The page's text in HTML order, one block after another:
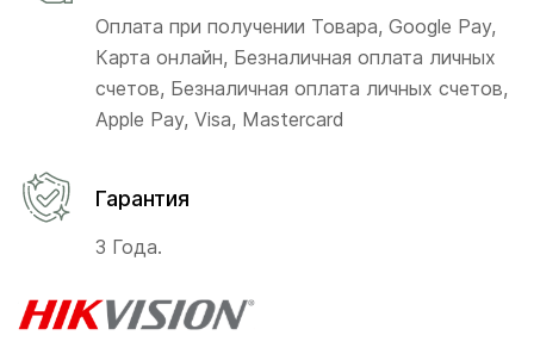
Оплата при получении Товара, Google Pay,
Карта онлайн, Безналичная оплата личных
счетов, Безналичная оплата личных счетов,
Apple Pay, Visa, Mastercard
Гарантия
3 Года.